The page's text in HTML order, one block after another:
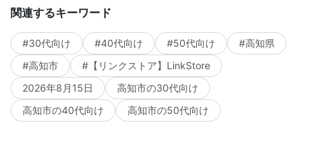
関連するキーワード
#30代向け #40代向け #50代向け
#高知県
#高知市
#【リンクストア】LinkStore
2026年8月15日
高知市の30代向け
高知市の40代向け
高知市の50代向け